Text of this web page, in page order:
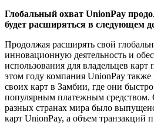
Глобальный охват UnionPay
будет расширяться в следующем
Продолжая расширять свой
инновационную деятельность и
использования для владельцев карт
этом году компания UnionPay
своих карт в Замбии, где они
популярным платежным средством.
разных странах мира было
карт UnionPay, а объем транзакций